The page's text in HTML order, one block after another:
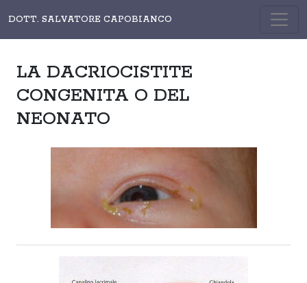
DOTT. SALVATORE CAPOBIANCO
LA DACRIOCISTITE
CONGENITA O DEL
NEONATO